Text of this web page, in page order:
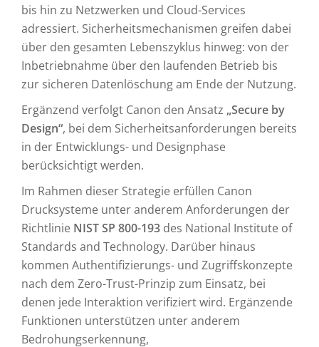
bis hin zu Netzwerken und Cloud-Services
adressiert. Sicherheitsmechanismen greifen dabei
über den gesamten Lebenszyklus hinweg: von der
Inbetriebnahme über den laufenden Betrieb bis
zur sicheren Datenlöschung am Ende der Nutzung.
Ergänzend verfolgt Canon den Ansatz „Secure by
Design“, bei dem Sicherheitsanforderungen bereits
in der Entwicklungs- und Designphase
berücksichtigt werden.
Im Rahmen dieser Strategie erfüllen Canon
Drucksysteme unter anderem Anforderungen der
Richtlinie NIST SP 800-193 des National Institute of
Standards and Technology. Darüber hinaus
kommen Authentifizierungs- und Zugriffskonzepte
nach dem Zero-Trust-Prinzip zum Einsatz, bei
denen jede Interaktion verifiziert wird. Ergänzende
Funktionen unterstützen unter anderem
Bedrohungserkennung,